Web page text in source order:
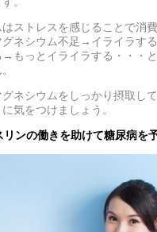
ストレスを感じることで消
グネシウム不足→イライラす
→もっとイライラする・・・
ネシウムをしっかり摂取し
気をつけましょう。
ンの働きを助けて糖尿病を